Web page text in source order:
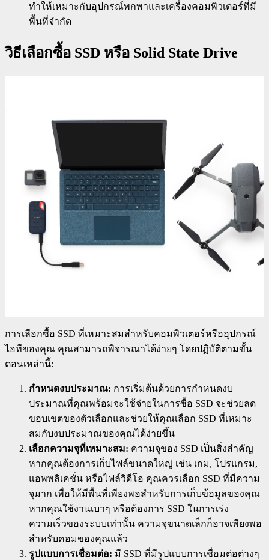
ทำให้เหมาะกับอุปกรณ์พกพาและเครื่องคอมพิวเตอร์ที่มี
พื้นที่จำกัด
วิธีเลือกซื้อ SSD หรือ Solid State Drive
การเลือกซื้อ SSD ที่เหมาะสมสำหรับคอมพิวเตอร์หรืออุปกรณ์
ไอทีของคุณ คุณสามารถพิจารณาได้ง่ายๆ โดยปฏิบัติตามขั้น
ตอนเหล่านี้:
กำหนดงบประมาณ: การเริ่มต้นด้วยการกำหนดงบ
ประมาณที่คุณพร้อมจะใช้จ่ายในการซื้อ SSD จะช่วยลด
ขอบเขตของตัวเลือกและช่วยให้คุณเลือก SSD ที่เหมาะ
สมกับงบประมาณของคุณได้ง่ายขึ้น
เลือกความจุที่เหมาะสม: ความจุของ SSD เป็นสิ่งสำคัญ
หากคุณต้องการเก็บไฟล์ขนาดใหญ่ เช่น เกม, โปรแกรม,
แอพพลิเคชั่น หรือไฟล์วิดีโอ คุณควรเลือก SSD ที่มีความ
จุมาก เพื่อให้มีพื้นที่เพียงพอสำหรับการเก็บข้อมูลของคุณ
หากคุณใช้งานเบาๆ หรือต้องการ SSD ในการเร่ง
ความเร็วของระบบเท่านั้น ความจุขนาดเล็กก็อาจเพียงพอ
สำหรับคอมของคุณแล้ว
รูปแบบการเชื่อมต่อ: มี SSD ที่มีรูปแบบการเชื่อมต่อต่างๆ